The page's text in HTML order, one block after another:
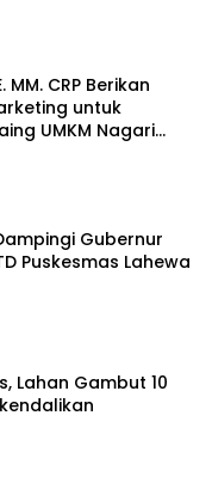
MM. CRP Berikan
untuk
UMKM Nagari
Gubernur
Puskesmas Lahewa
Lahan Gambut 10